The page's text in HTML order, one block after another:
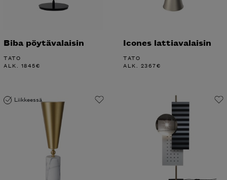
Biba pöytävalaisin
TATO
ALK. 1845€
Icones lattiavalaisin
TATO
ALK. 2367€
Liikkeessä